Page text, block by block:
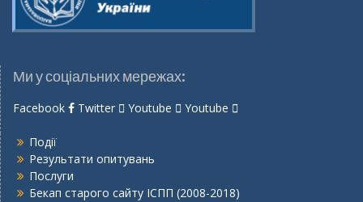
Ми у соціальних мережах:
Facebook Twitter Youtube Youtube
Події
Результати опитувань
Послуги
Бекап старого сайту ІСПП (2008-2018)